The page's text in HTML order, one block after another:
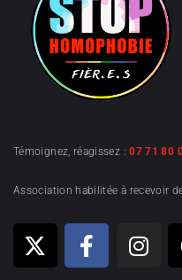
Témoignez, réagissez :07 71 80
Association habilitée à recevoir